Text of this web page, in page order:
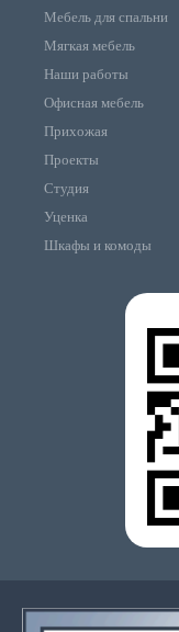
Мебель для спальни
Мягкая мебель
Наши работы
Офисная мебель
Прихожая
Проекты
Студия
Уценка
Шкафы и комоды